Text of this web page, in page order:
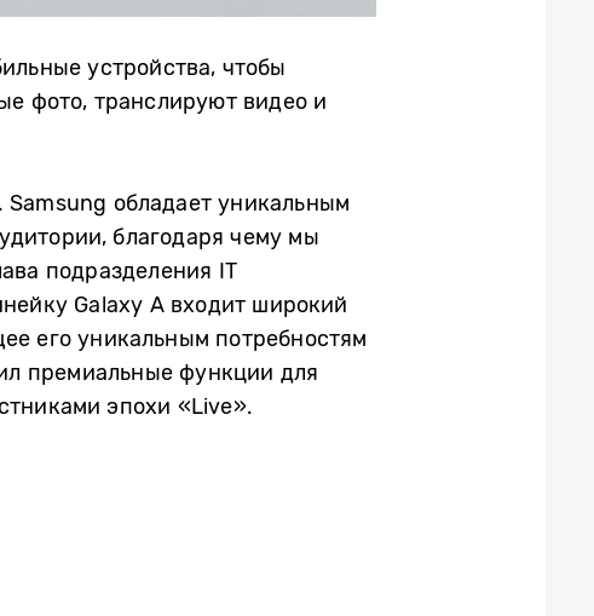
устройства, чтобы
фото, транслируют видео и
обладает уникальным
благодаря чему мы
подразделения IT
Galaxy A входит широкий
его уникальным потребностям
премиальные функции для
эпохи «Live».